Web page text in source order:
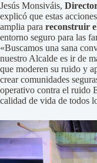
Jesús Monsiváis,
explicó que estas
amplia para reconstruir
entorno seguro para las
«Buscamos una sana
nuestro Alcalde es ir de
que moderen su ruido y
crear comunidades
operativo contra el ruido
calidad de vida de todos